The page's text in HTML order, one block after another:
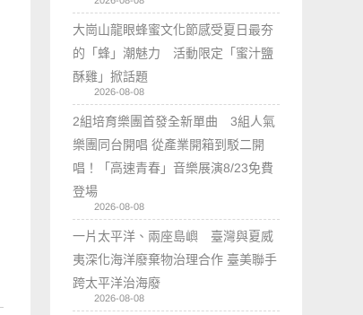
大崗山龍眼蜂蜜文化節感受夏日最夯
的「蜂」潮魅力 活動限定「蜜汁鹽
酥雞」掀話題
2026-08-08
2組培育樂團首發全新單曲 3組人氣
樂團同台開唱 從產業開箱到駁二開
唱！「高速青春」音樂展演8/23免費
登場
2026-08-08
一片太平洋、兩座島嶼 臺灣與夏威
夷深化海洋廢棄物治理合作 臺美聯手
跨太平洋治海廢
2026-08-08